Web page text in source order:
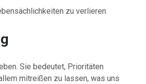
zu verlieren.
Sie bedeutet, Prioritäten
mitreißen zu lassen, was uns